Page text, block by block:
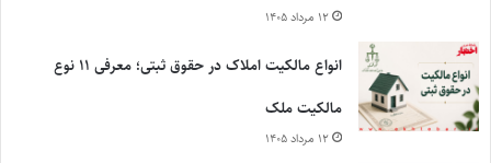
۱۲ مرداد ۱۴۰۵
انواع مالکیت املاک در حقوق ثبتی؛ معرفی ۱۱ نوع
مالکیت ملک
۱۲ مرداد ۱۴۰۵